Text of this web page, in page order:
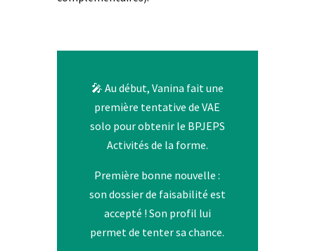
🎤 Au début, Vanina fait une
première tentative de VAE
solo pour obtenir le BPJEPS
Activités de la forme.
Première bonne nouvelle :
son dossier de faisabilité est
accepté ! Son profil lui
permet de tenter sa chance.